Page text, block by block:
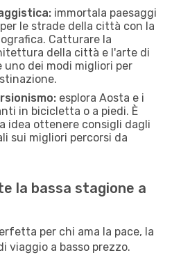
immortala paesaggi
le strade della città con la
Catturare la
della città e l'arte di
uno dei modi migliori per
esplora Aosta e i
in bicicletta o a piedi. È
idea ottenere consigli dagli
sui migliori percorsi da
la bassa stagione a
per chi ama la pace, la
viaggio a basso prezzo.